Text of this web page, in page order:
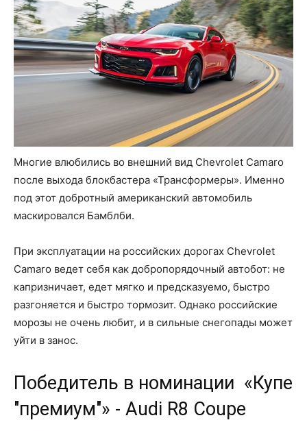
Многие влюбились во внешний вид Chevrolet Camaro
после выхода блокбастера «Трансформеры». Именно
под этот добротный американский автомобиль
маскировался Бамблби.
При эксплуатации на российских дорогах Chevrolet
Camaro ведет себя как добропорядочный автобот: не
капризничает, едет мягко и предсказуемо, быстро
разгоняется и быстро тормозит. Однако российские
морозы не очень любит, и в сильные снегопады может
уйти в занос.
Победитель в номинации «Купе
"премиум"» - Audi R8 Coupe